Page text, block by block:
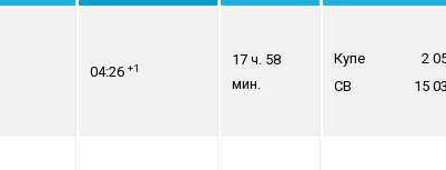
04:26 +1
17 ч. 58
мин.
Купе
2
СВ
15